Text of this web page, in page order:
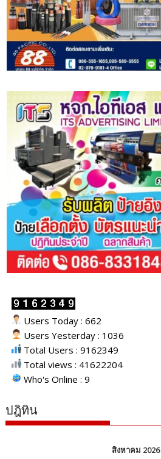
Users Today : 662
Users Yesterday : 1036
Total Users : 9162349
Total views : 41622204
Who's Online : 9
ปฎิทิน
สิงหาคม 2026